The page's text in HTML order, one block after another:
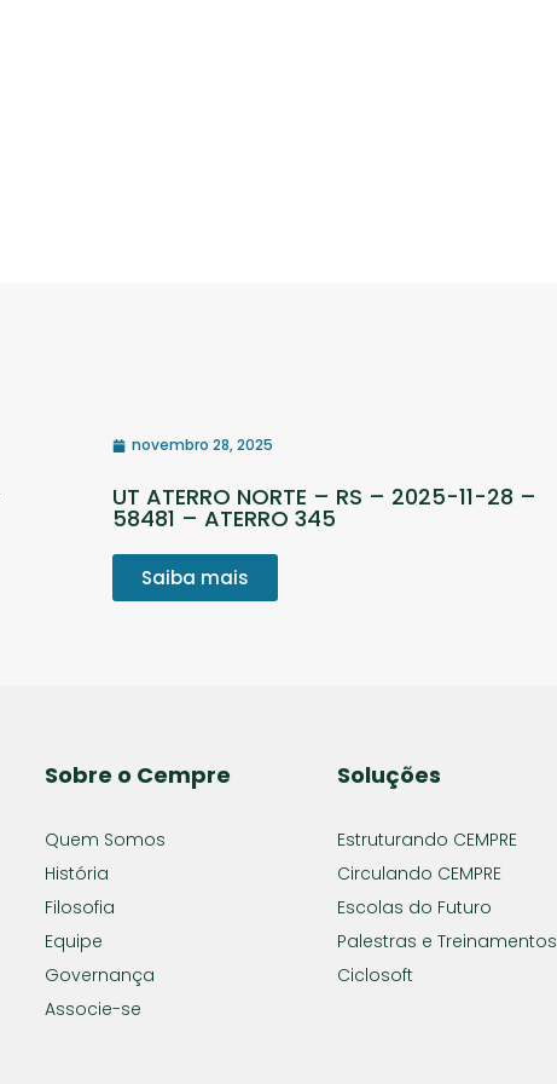
novembro 28, 2025
UT ATERRO NORTE – RS – 2025-11-28 –
58481 – ATERRO 345
Saiba mais
Sobre o Cempre
Quem Somos
História
Filosofia
Equipe
Governança
Associe-se
Soluções
Estruturando CEMPRE
Circulando CEMPRE
Escolas do Futuro
Palestras e Treinamentos
Ciclosoft